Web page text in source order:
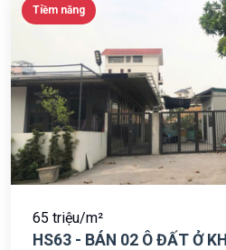
Tiềm năng
65 triệu/m²
HS63 - BÁN 02 Ô ĐẤT Ở